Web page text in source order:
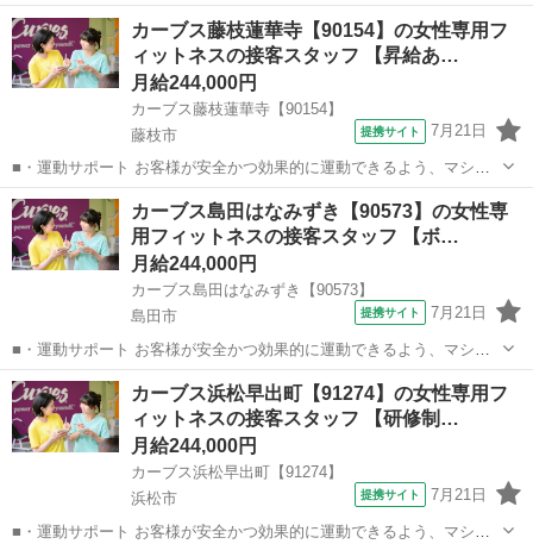
カーブス藤枝蓮華寺【90154】の女性専用フ
ィットネスの接客スタッフ 【昇給あ…
月給244,000円
カーブス藤枝蓮華寺【90154】
藤枝市
提携サイト 7月21日
■・運動サポート お客様が安全かつ効果的に運動できるよう、マシン
の使い方をアドバイスします。運動が初めての方や苦手な方がほとん
どなので、難しい指導はありません。「今日はこの動きを意識しまし
ょう！」といったお声がけをしながら、...
静岡 藤枝市 その他
カーブス島田はなみずき【90573】の女性専
用フィットネスの接客スタッフ 【ボ…
月給244,000円
カーブス島田はなみずき【90573】
島田市
提携サイト 7月21日
■・運動サポート お客様が安全かつ効果的に運動できるよう、マシン
の使い方をアドバイスします。運動が初めての方や苦手な方がほとん
どなので、難しい指導はありません。「今日はこの動きを意識しまし
ょう！」といったお声がけをしながら、...
静岡 島田市 その他
カーブス浜松早出町【91274】の女性専用フ
ィットネスの接客スタッフ 【研修制…
月給244,000円
カーブス浜松早出町【91274】
浜松市
提携サイト 7月21日
■・運動サポート お客様が安全かつ効果的に運動できるよう、マシン